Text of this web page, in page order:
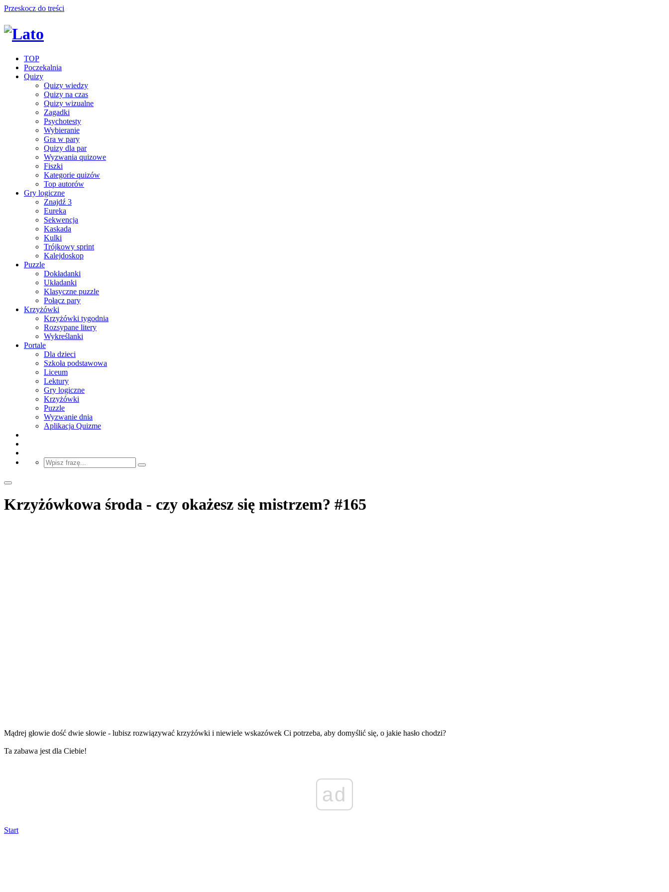
Przeskocz do treści
TOP
Poczekalnia
Quizy
Quizy wiedzy
Quizy na czas
Quizy wizualne
Zagadki
Psychotesty
Wybieranie
Gra w pary
Quizy dla par
Wyzwania quizowe
Fiszki
Kategorie quizów
Top autorów
Gry logiczne
Znajdź 3
Eureka
Sekwencja
Kaskada
Kulki
Trójkowy sprint
Kalejdoskop
Puzzle
Dokładanki
Układanki
Klasyczne puzzle
Połącz pary
Krzyżówki
Krzyżówki tygodnia
Rozsypane litery
Wykreślanki
Portale
Dla dzieci
Szkoła podstawowa
Liceum
Lektury
Gry logiczne
Krzyżówki
Puzzle
Wyzwanie dnia
Aplikacja Quizme
Krzyżówkowa środa - czy okażesz się mistrzem? #165
Mądrej głowie dość dwie słowie - lubisz rozwiązywać krzyżówki i niewiele wskazówek Ci potrzeba, aby domyślić się, o jakie hasło chodzi?
Ta zabawa jest dla Ciebie!
ad
Start